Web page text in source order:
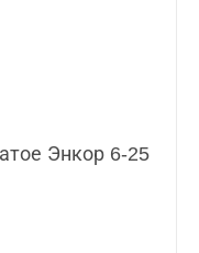
Энкор 6-25